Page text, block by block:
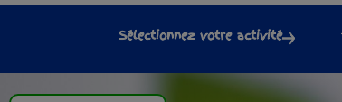
Sélectionnez votre activité